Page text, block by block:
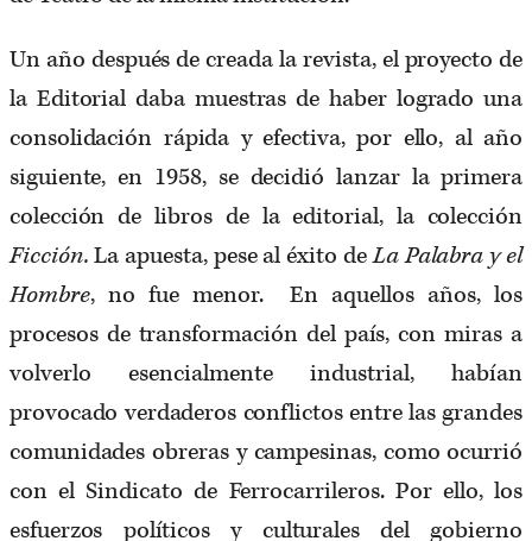
Un año después de creada la revista, el proyecto de
la Editorial daba muestras de haber logrado una
consolidación rápida y efectiva, por ello, al año
siguiente, en 1958, se decidió lanzar la primera
colección de libros de la editorial, la colección
Ficción.La apuesta, pese al éxito deLa Palabra y el
Hombre, no fue menor. En aquellos años, los
procesos de transformación del país, con miras a
volverlo esencialmente industrial, habían
provocado verdaderos conflictos entre las grandes
comunidades obreras y campesinas, como ocurrió
con el Sindicato de Ferrocarrileros. Por ello, los
esfuerzos políticos y culturales del gobierno